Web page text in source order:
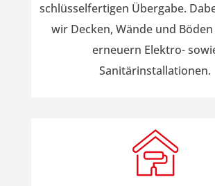
schlüsselfertigen Übergabe.
wir Decken, Wände und
erneuern Elektro-
Sanitärinstallationen.